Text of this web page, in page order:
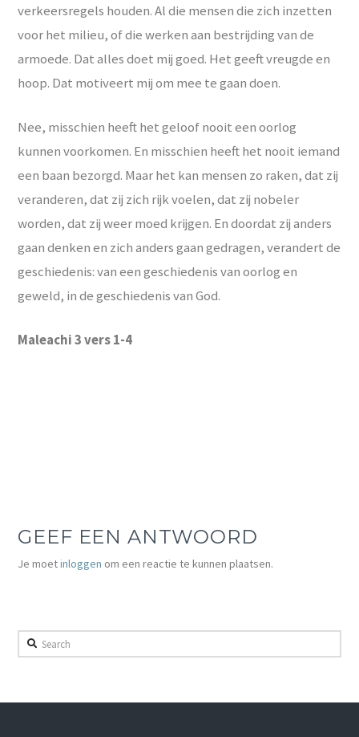
verkeersregels houden. Al die mensen die zich inzetten
voor het milieu, of die werken aan bestrijding van de
armoede. Dat alles doet mij goed. Het geeft vreugde en
hoop. Dat motiveert mij om mee te gaan doen.
Nee, misschien heeft het geloof nooit een oorlog
kunnen voorkomen. En misschien heeft het nooit iemand
een baan bezorgd. Maar het kan mensen zo raken, dat zij
veranderen, dat zij zich rijk voelen, dat zij nobeler
worden, dat zij weer moed krijgen. En doordat zij anders
gaan denken en zich anders gaan gedragen, verandert de
geschiedenis: van een geschiedenis van oorlog en
geweld, in de geschiedenis van God.
Maleachi 3 vers 1-4
GEEF EEN ANTWOORD
Je moetinloggen om een reactie te kunnen plaatsen.
Search